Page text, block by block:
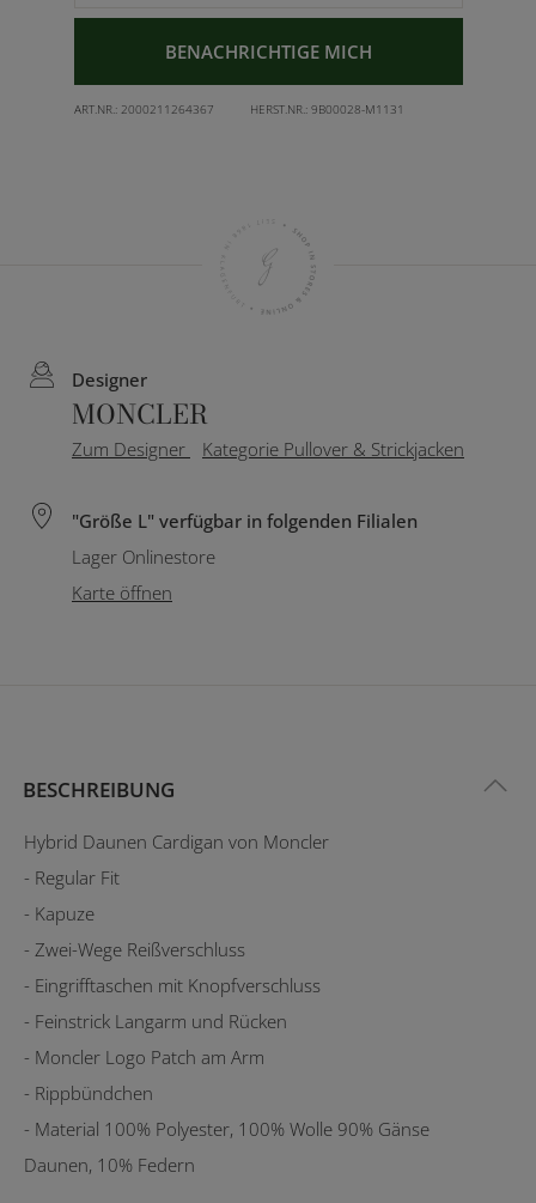
BENACHRICHTIGE MICH
ART.NR.: 2000211264367 HERST.NR.: 9B00028-M1131
Designer
MONCLER
Zum Designer Kategorie Pullover & Strickjacken
"Größe L" verfügbar in folgenden Filialen
Lager Onlinestore
Karte öffnen
BESCHREIBUNG
Hybrid Daunen Cardigan von Moncler
- Regular Fit
- Kapuze
- Zwei-Wege Reißverschluss
- Eingrifftaschen mit Knopfverschluss
- Feinstrick Langarm und Rücken
- Moncler Logo Patch am Arm
- Rippbündchen
- Material 100% Polyester, 100% Wolle 90% Gänse
Daunen, 10% Federn